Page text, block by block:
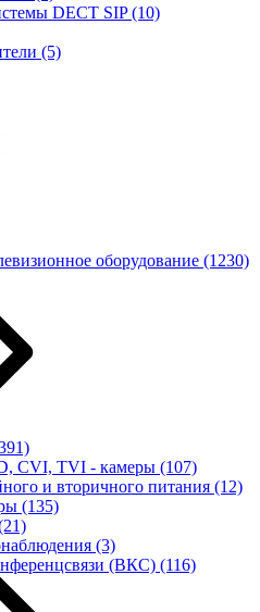
DECT SIP(10)
(5)
оборудование (1230)
CVI, TVI - камеры (107)
и вторичного питания (12)
(135)
(3)
(ВКС) (116)